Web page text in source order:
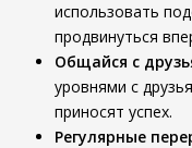
использовать
продвинуться
Общайся с
уровнями с
приносят успех.
Регулярные